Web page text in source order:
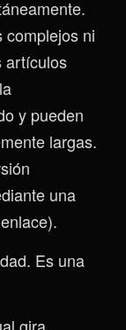
complejos ni
artículos
y pueden
largas.
una
Es una
gira